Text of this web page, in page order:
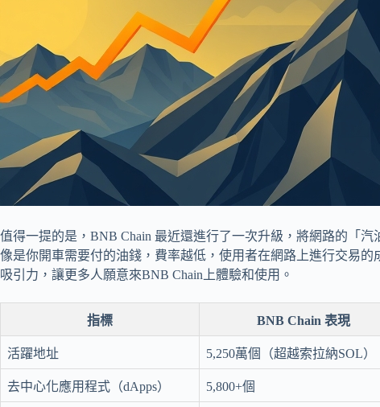
值得一提的是，BNB Chain 最近還進行了一次升級，將網路的「汽
像是你開車需要付的油錢，費率越低，使用者在網路上進行交易
吸引力，讓更多人願意來BNB Chain上體驗和使用。
指標 BNB Chain 表現
活躍地址 5,250萬個（超越索拉納SOL）
去中心化應用程式（dApps） 5,800+個